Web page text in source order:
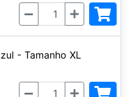
Quantidade
- Tamanho XL
Quantidade